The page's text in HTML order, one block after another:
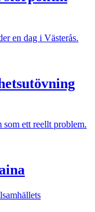
en dag i Västerås.
ett reellt problem.